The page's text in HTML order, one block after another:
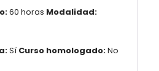
60 horas Modalidad:
Sí Curso homologado:No